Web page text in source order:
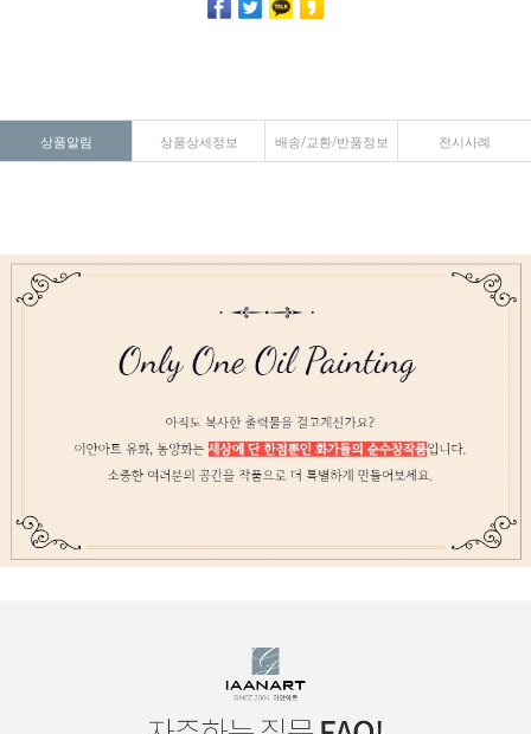
상품알림 상품상세정보 배송/교환/반품정보 전시사례